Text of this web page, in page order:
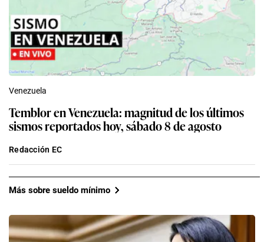
Venezuela
Temblor en Venezuela: magnitud de los últimos
sismos reportados hoy, sábado 8 de agosto
Redacción EC
Más sobre sueldo mínimo